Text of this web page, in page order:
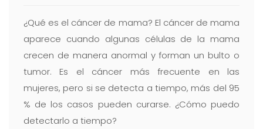
¿Qué es el cáncer de mama? El cáncer de mama
aparece cuando algunas células de la mama
crecen de manera anormal y forman un bulto o
tumor. Es el cáncer más frecuente en las
mujeres, pero si se detecta a tiempo, más del 95
% de los casos pueden curarse. ¿Cómo puedo
detectarlo a tiempo?